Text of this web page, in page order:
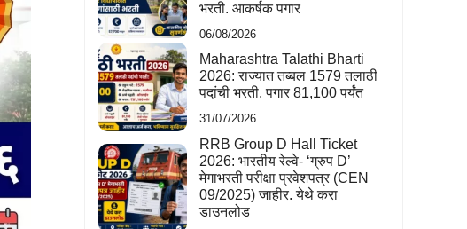
भरती. आकर्षक पगार
06/08/2026
Maharashtra Talathi Bharti
2026: राज्यात तब्बल 1579 तलाठी
पदांची भरती. पगार 81,100 पर्यंत
31/07/2026
RRB Group D Hall Ticket
2026: भारतीय रेल्वे- ‘ग्रुप D’
मेगाभरती परीक्षा प्रवेशपत्र (CEN
09/2025) जाहीर. येथे करा
डाउनलोड